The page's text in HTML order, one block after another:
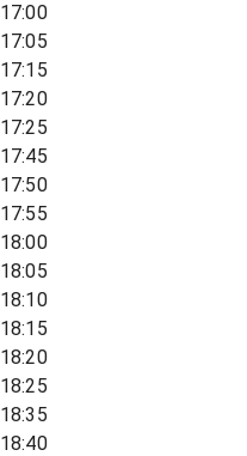
17:00
17:05
17:15
17:20
17:25
17:45
17:50
17:55
18:00
18:05
18:10
18:15
18:20
18:25
18:35
18:40